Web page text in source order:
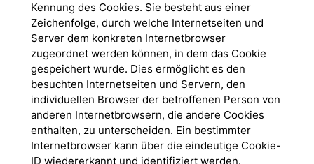
Kennung des Cookies. Sie besteht aus einer
Zeichenfolge, durch welche Internetseiten und
Server dem konkreten Internetbrowser
zugeordnet werden können, in dem das Cookie
gespeichert wurde. Dies ermöglicht es den
besuchten Internetseiten und Servern, den
individuellen Browser der betroffenen Person von
anderen Internetbrowsern, die andere Cookies
enthalten, zu unterscheiden. Ein bestimmter
Internetbrowser kann über die eindeutige Cookie-
ID wiedererkannt und identifiziert werden.